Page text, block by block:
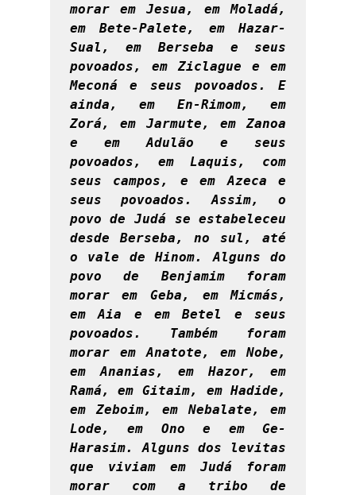
morar em Jesua, em Moladá,
em Bete-Palete, em Hazar-
Sual, em Berseba e seus
povoados, em Ziclague e em
Meconá e seus povoados. E
ainda, em En-Rimom, em
Zorá, em Jarmute, em Zanoa
e em Adulão e seus
povoados, em Laquis, com
seus campos, e em Azeca e
seus povoados. Assim, o
povo de Judá se estabeleceu
desde Berseba, no sul, até
o vale de Hinom. Alguns do
povo de Benjamim foram
morar em Geba, em Micmás,
em Aia e em Betel e seus
povoados. Também foram
morar em Anatote, em Nobe,
em Ananias, em Hazor, em
Ramá, em Gitaim, em Hadide,
em Zeboim, em Nebalate, em
Lode, em Ono e em Ge-
Harasim. Alguns dos levitas
que viviam em Judá foram
morar com a tribo de